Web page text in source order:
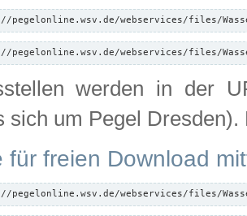
webservices/files/
webservices/files/
werden in der
sich um Pegel
für freien Download
webservices/files/